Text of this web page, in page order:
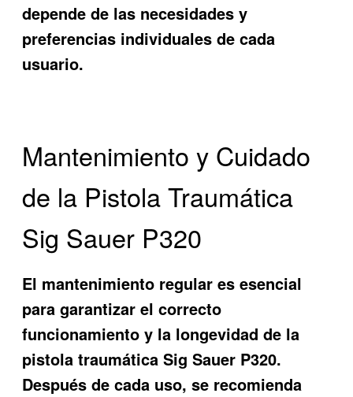
depende de las necesidades y
preferencias individuales de cada
usuario.
Mantenimiento y Cuidado
de la Pistola Traumática
Sig Sauer P320
El mantenimiento regular es esencial
para garantizar el correcto
funcionamiento y la longevidad de la
pistola traumática Sig Sauer P320.
Después de cada uso, se recomienda